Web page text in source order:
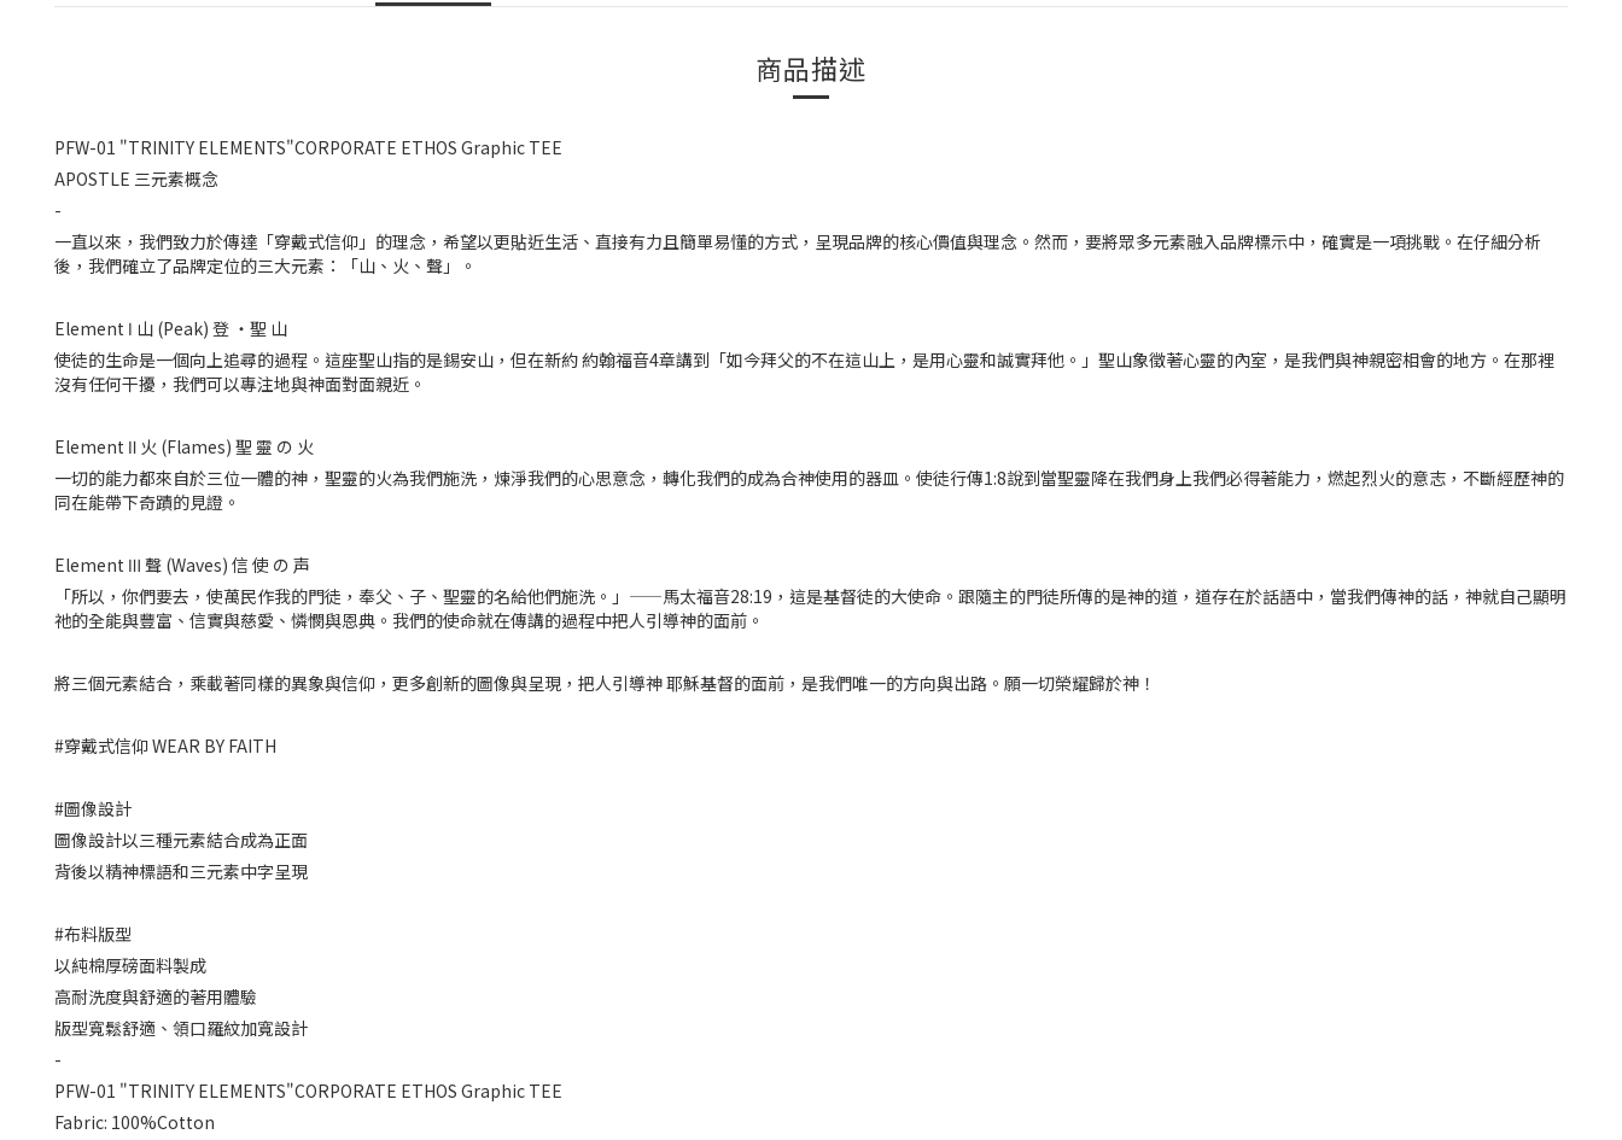
商品描述
PFW-01 "TRINITY ELEMENTS"CORPORATE ETHOS Graphic TEE
APOSTLE 三元素概念
-
一直以來，我們致力於傳達「穿戴式信仰」的理念，希望以更貼近生活、直接有力且簡單易懂的方式，呈現品牌的核心價值與理念。然而，要將眾多元素融入品牌標示中，確實是一項挑戰。在仔細分析
後，我們確立了品牌定位的三大元素：「山、火、聲」。
Element Ⅰ 山 (Peak) 登 ・聖 山
使徒的生命是一個向上追尋的過程。這座聖山指的是錫安山，但在新約 約翰福音4章講到「如今拜父的不在這山上，是用心靈和誠實拜他。」聖山象徵著心靈的內室，是我們與神親密相會的地方。在那裡
沒有任何干擾，我們可以專注地與神面對面親近。
Element Ⅱ 火 (Flames) 聖 靈 の 火
一切的能力都來自於三位一體的神，聖靈的火為我們施洗，煉淨我們的心思意念，轉化我們的成為合神使用的器皿。使徒行傳1:8說到當聖靈降在我們身上我們必得著能力，燃起烈火的意志，不斷經歷神的
同在能帶下奇蹟的見證。
Element Ⅲ 聲 (Waves) 信 使 の 声
「所以，你們要去，使萬民作我的門徒，奉父、子、聖靈的名給他們施洗。」——馬太福音28:19，這是基督徒的大使命。跟隨主的門徒所傳的是神的道，道存在於話語中，當我們傳神的話，神就自己顯明
祂的全能與豐富、信實與慈愛、憐憫與恩典。我們的使命就在傳講的過程中把人引導神的面前。
將三個元素結合，乘載著同樣的異象與信仰，更多創新的圖像與呈現，把人引導神 耶穌基督的面前，是我們唯一的方向與出路。願一切榮耀歸於神！
#穿戴式信仰 WEAR BY FAITH
#圖像設計
圖像設計以三種元素結合成為正面
背後以精神標語和三元素中字呈現
#布料版型
以純棉厚磅面料製成
高耐洗度與舒適的著用體驗
版型寬鬆舒適、領口羅紋加寬設計
-
PFW-01 "TRINITY ELEMENTS"CORPORATE ETHOS Graphic TEE
Fabric: 100%Cotton